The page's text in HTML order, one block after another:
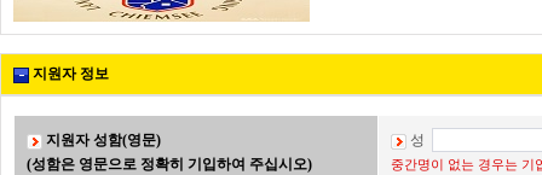
지원자 정보
지원자 성함(영문)
(성함은 영문으로 정확히 기입하여 주십시오)
성
중간명이 없는 경우는 기